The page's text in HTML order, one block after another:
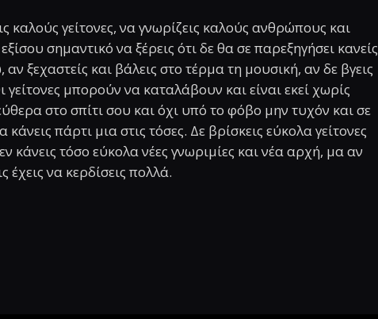
καλούς γείτονες, να γνωρίζεις καλούς ανθρώπους και
σημαντικό να ξέρεις ότι δε θα σε παρεξηγήσει κανείς
ξεχαστείς και βάλεις στο τέρμα τη μουσική, αν δε βγεις
γείτονες μπορούν να καταλάβουν και είναι εκεί χωρίς
στο σπίτι σου και όχι υπό το φόβο μην τυχόν και σε
πάρτι μια στις τόσες. Δε βρίσκεις εύκολα γείτονες
κάνεις τόσο εύκολα νέες γνωριμίες και νέα αρχή, μα αν
έχεις να κερδίσεις πολλά.